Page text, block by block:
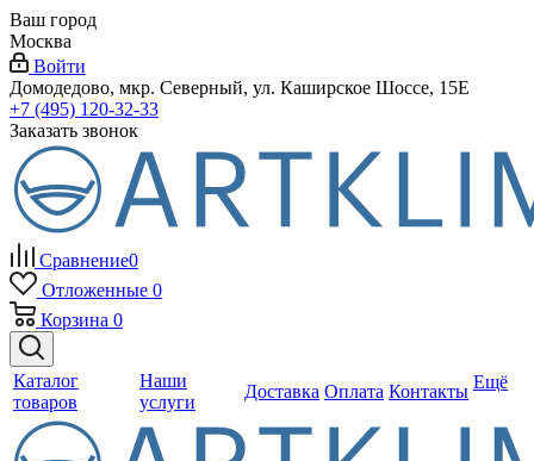
Ваш город
Москва
Войти
Домодедово, мкр. Северный, ул. Каширское Шоссе, 15Е
+7 (495) 120-32-33
Заказать звонок
Сравнение0
Отложенные 0
Корзина 0
Каталог
товаров
Наши
услуги
Доставка Оплата Контакты Ещё